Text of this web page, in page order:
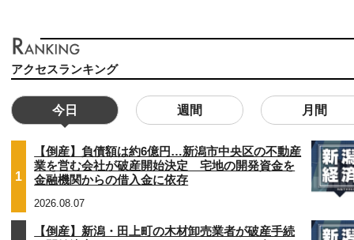
アクセスランキング
今日 週間 月間
1
【倒産】負債額は約6億円…新潟市中央区の不動産
業を営む会社が破産開始決定 宅地の開発資金を
金融機関からの借入金に依存
2026.08.07
【倒産】新潟・田上町の木材卸売業者が破産手続